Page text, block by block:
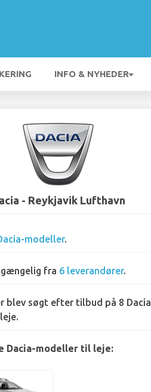
INFO & NYHEDER
- Reykjavik Lufthavn
modeller.
fra 6 leverandører.
blev søgt efter tilbud på 8 Dacia
Dacia-modeller til leje: